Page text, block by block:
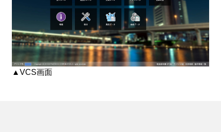
お楽しみ機能
左側メニュー
▲VCS画面